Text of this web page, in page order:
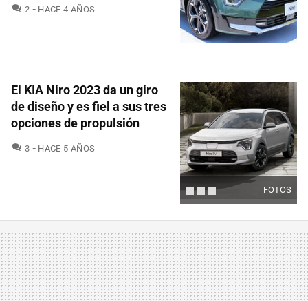
2 COMENTARIOS
HACE 4 AÑOS
FOTOS
El KIA Niro 2023 da un giro
de diseño y es fiel a sus tres
opciones de propulsión
3 COMENTARIOS
HACE 5 AÑOS